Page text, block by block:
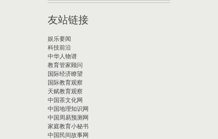
友站链接
娱乐要闻
科技前沿
中华人物谱
教育管家顾问
国际经济瞭望
国际教育观察
天赋教育观察
中国茶文化网
中国地理知识网
中国周易预测网
家庭教育小秘书
中国民间故事网